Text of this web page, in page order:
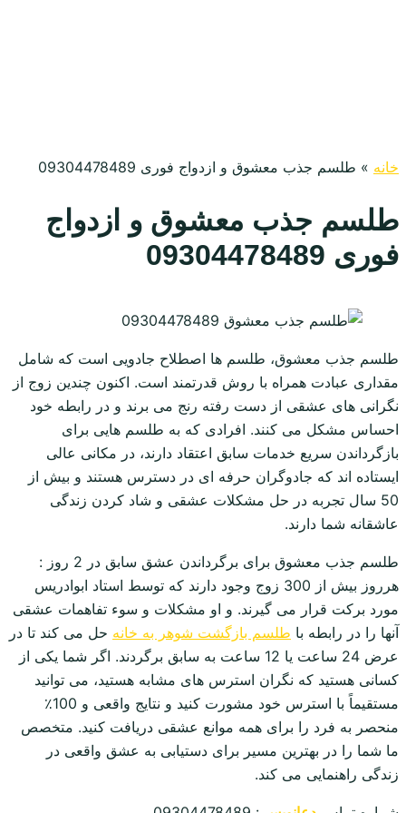
خانه » طلسم جذب معشوق و ازدواج فوری 09304478489
طلسم جذب معشوق و ازدواج
فوری 09304478489
طلسم جذب معشوق، طلسم ها اصطلاح جادویی است که شامل
مقداری عبادت همراه با روش قدرتمند است. اکنون چندین زوج از
نگرانی های عشقی از دست رفته رنج می برند و در رابطه خود
احساس مشکل می کنند. افرادی که به طلسم هایی برای
بازگرداندن سریع خدمات سابق اعتقاد دارند، در مکانی عالی
ایستاده اند که جادوگران حرفه ای در دسترس هستند و بیش از
50 سال تجربه در حل مشکلات عشقی و شاد کردن زندگی
عاشقانه شما دارند.
طلسم جذب معشوق برای برگرداندن عشق سابق در 2 روز :
هرروز بیش از 300 زوج وجود دارند که توسط استاد ابوادریس
مورد برکت قرار می گیرند. و او مشکلات و سوء تفاهمات عشقی
آنها را در رابطه با طلسم بازگشت شوهر به خانه حل می کند تا در
عرض 24 ساعت یا 12 ساعت به سابق برگردند. اگر شما یکی از
کسانی هستید که نگران استرس های مشابه هستید، می توانید
مستقیماً با استرس خود مشورت کنید و نتایج واقعی و 100٪
منحصر به فرد را برای همه موانع عشقی دریافت کنید. متخصص
ما شما را در بهترین مسیر برای دستیابی به عشق واقعی در
زندگی راهنمایی می کند.